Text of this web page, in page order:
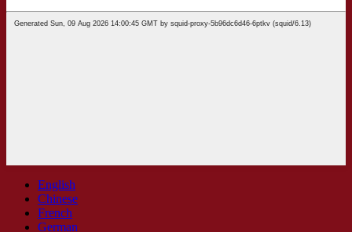
English
Chinese
French
German